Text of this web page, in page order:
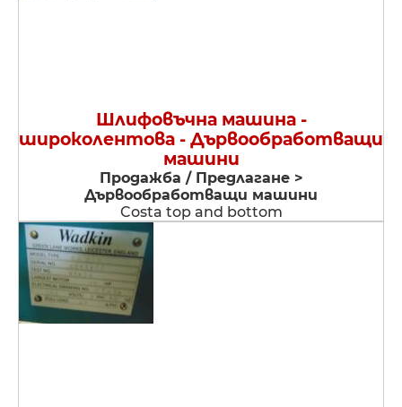
Шлифовъчна машина -
широколентова - Дървообработващи
машини
Продажба / Предлагане >
Дървообработващи машини
Costa top and bottom